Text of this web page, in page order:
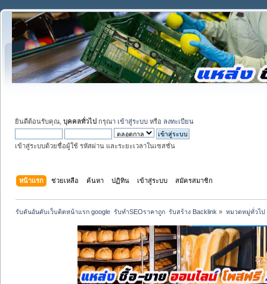
ยินดีต้อนรับคุณ, บุคคลทั่วไป กรุณา เข้าสู่ระบบ หรือ ลงทะเบียน
เข้าสู่ระบบด้วยชื่อผู้ใช้ รหัสผ่าน และระยะเวลาในเซสชั่น
หน้าแรก ช่วยเหลือ ค้นหา ปฏิทิน เข้าสู่ระบบ สมัครสมาชิก
รับดันอันดับเว็บติดหน้าแรก google  รับทำSEOราคาถูก  รับสร้าง Backlink » หมวดหมู่ทั่วไป